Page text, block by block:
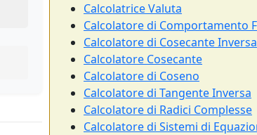
Calcolatrice Valuta
Calcolatore di Comportamento
Calcolatore di Cosecante Inversa
Calcolatore Cosecante
Calcolatore di Coseno
Calcolatore di Tangente Inversa
Calcolatore di Radici Complesse
Calcolatore di Sistemi di